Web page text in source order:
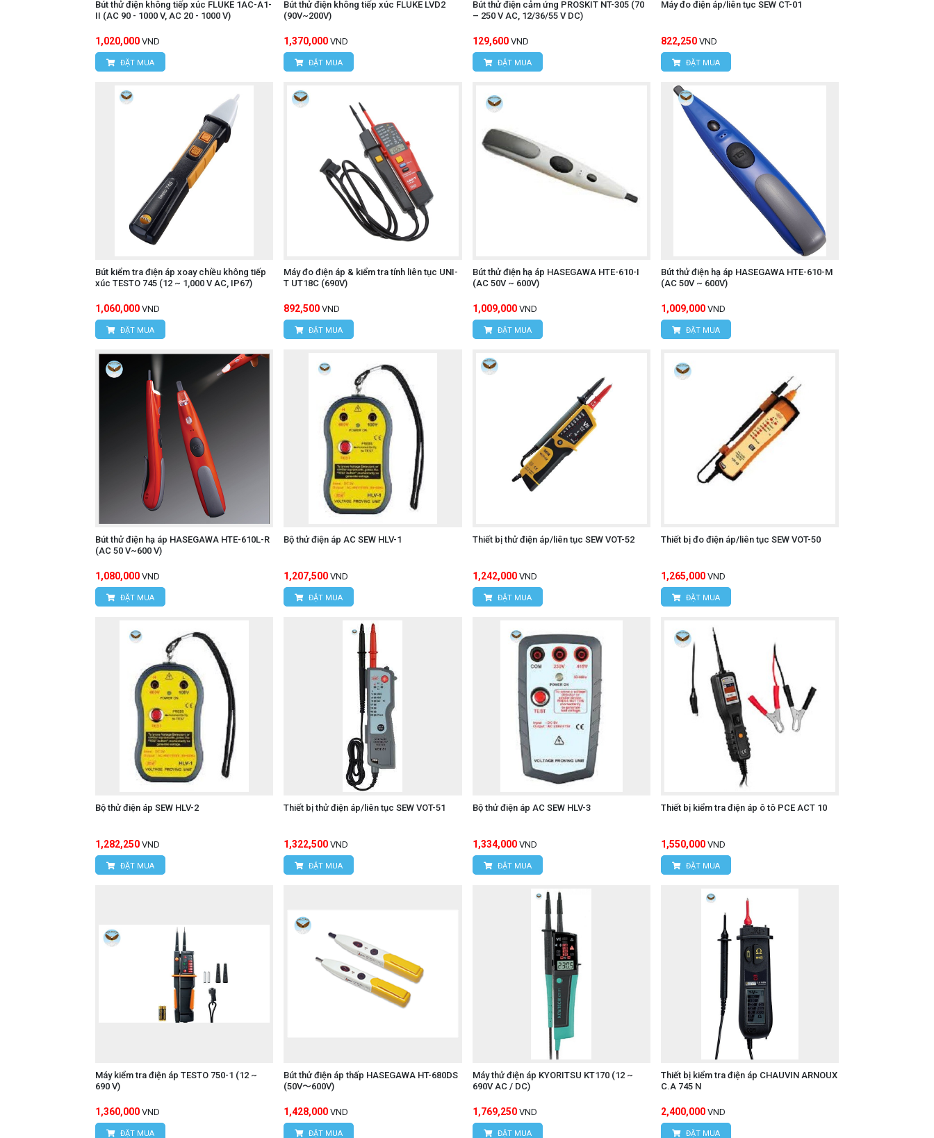
Bút thử điện không tiếp xúc FLUKE 1AC-A1-
II (AC 90 - 1000 V, AC 20 - 1000 V)
1,020,000 VND
ĐẶT MUA
Bút thử điện không tiếp xúc FLUKE LVD2
(90V~200V)
1,370,000 VND
ĐẶT MUA
Bút thử điện cảm ứng PROSKIT NT-305 (70
– 250 V AC, 12/36/55 V DC)
129,600 VND
ĐẶT MUA
Máy đo điện áp/liên tục SEW CT-01
822,250 VND
ĐẶT MUA
Bút kiểm tra điện áp xoay chiều không tiếp
xúc TESTO 745 (12 ~ 1,000 V AC, IP67)
1,060,000 VND
ĐẶT MUA
Máy đo điện áp & kiểm tra tính liên tục UNI-
T UT18C (690V)
892,500 VND
ĐẶT MUA
Bút thử điện hạ áp HASEGAWA HTE-610-I
(AC 50V ~ 600V)
1,009,000 VND
ĐẶT MUA
Bút thử điện hạ áp HASEGAWA HTE-610-M
(AC 50V ~ 600V)
1,009,000 VND
ĐẶT MUA
Bút thử điện hạ áp HASEGAWA HTE-610L-R
(AC 50 V~600 V)
1,080,000 VND
ĐẶT MUA
Bộ thử điện áp AC SEW HLV-1
1,207,500 VND
ĐẶT MUA
Thiết bị thử điện áp/liên tục SEW VOT-52
1,242,000 VND
ĐẶT MUA
Thiết bị đo điện áp/liên tục SEW VOT-50
1,265,000 VND
ĐẶT MUA
Bộ thử điện áp SEW HLV-2
1,282,250 VND
ĐẶT MUA
Thiết bị thử điện áp/liên tục SEW VOT-51
1,322,500 VND
ĐẶT MUA
Bộ thử điện áp AC SEW HLV-3
1,334,000 VND
ĐẶT MUA
Thiết bị kiểm tra điện áp ô tô PCE ACT 10
1,550,000 VND
ĐẶT MUA
Máy kiểm tra điện áp TESTO 750-1 (12 ~
690 V)
1,360,000 VND
ĐẶT MUA
Bút thử điện áp thấp HASEGAWA HT-680DS
(50V〜600V)
1,428,000 VND
ĐẶT MUA
Máy thử điện áp KYORITSU KT170 (12 ~
690V AC / DC)
1,769,250 VND
ĐẶT MUA
Thiết bị kiểm tra điện áp CHAUVIN ARNOUX
C.A 745 N
2,400,000 VND
ĐẶT MUA